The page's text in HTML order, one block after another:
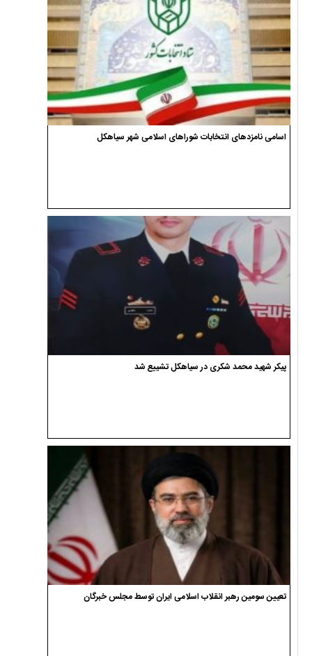
اسامی نامزدهای انتخابات شوراهای اسلامی شهر سیاهکل
پیکر شهید محمد شکری در سیاهکل تشییع شد
تعیین سومین رهبر انقلاب اسلامی ایران توسط مجلس خبرگان